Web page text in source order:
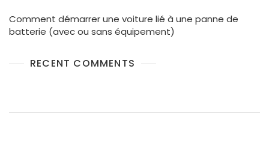
Comment démarrer une voiture lié à une panne de
batterie (avec ou sans équipement)
RECENT COMMENTS